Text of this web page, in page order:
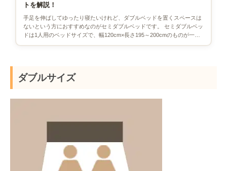
トを解説！
手足を伸ばしてゆったり寝たいけれど、ダブルベッドを置くスペースは
ないという方におすすめなのがセミダブルベッドです。 セミダブルベッ
ドは1人用のベッドサイズで、幅120cm×長さ195～200cmのものが一般
ダブルサイズ